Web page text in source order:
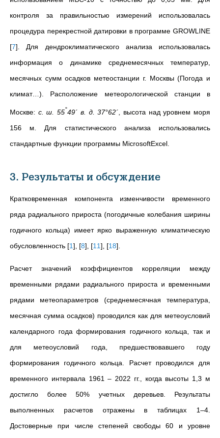
контроля за правильностью измерений использовалась
процедура перекрестной датировки в программе GROWLINE
[7]. Для дендроклиматического анализа использовалась
информация о динамике среднемесячных температур,
месячных сумм осадков метеостанции г. Москвы (Погода и
климат…). Расположение метеорологической станции в
Москве: с. ш. 55°49´ в. д. 37°62´ , высота над уровнем моря
156 м. Для статистического анализа использовались
стандартные функции программы MicrosoftExcel.
3. Результаты и обсуждение
Кратковременная компонента изменчивости временного
ряда радиального прироста (погодичные колебания ширины
годичного кольца) имеет ярко выраженную климатическую
обусловленность [1] [8] [11] [18]
Расчет значений коэффициентов корреляции между
временными рядами радиального прироста и временными
рядами метеопараметров (среднемесячная температура,
месячная сумма осадков) проводился как для метеоусловий
календарного года формирования годичного кольца, так и
для метеоусловий года, предшествовавшего году
формирования годичного кольца. Расчет проводился для
временного интервала 1961 – 2022 гг., когда высоты 1,3 м
достигло более 50% учетных деревьев. Результаты
выполненных расчетов отражены в таблицах 1–4.
Достоверные при числе степеней свободы 60 и уровне